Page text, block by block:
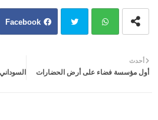
Facebook
ter atsa
أحدث
أول مؤسسة فضاء على أرض الحضارات